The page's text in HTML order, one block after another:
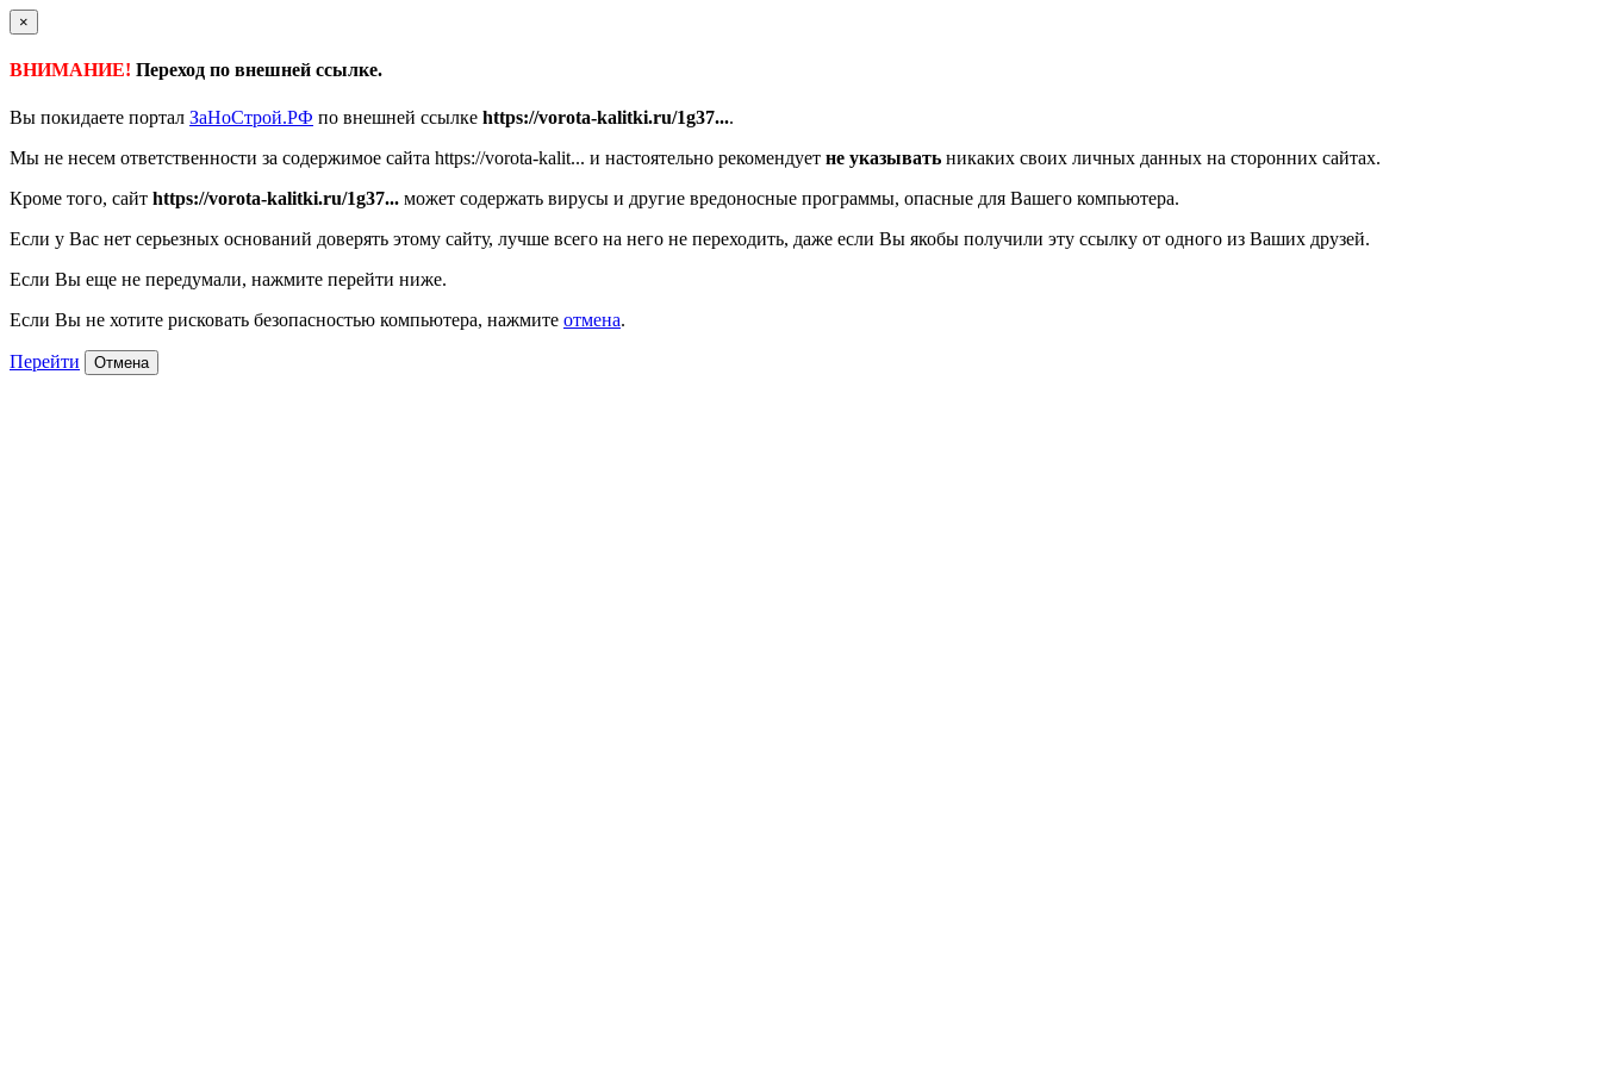
×
ВНИМАНИЕ! Переход по внешней ссылке.
Вы покидаете портал ЗаНоСтрой.РФ по внешней ссылке https://vorota-kalitki.ru/1g37....
Мы не несем ответственности за содержимое сайта https://vorota-kalit... и настоятельно рекомендует не указывать никаких своих личных данных на сторонних сайтах.
Кроме того, сайт https://vorota-kalitki.ru/1g37... может содержать вирусы и другие вредоносные программы, опасные для Вашего компьютера.
Если у Вас нет серьезных оснований доверять этому сайту, лучше всего на него не переходить, даже если Вы якобы получили эту ссылку от одного из Ваших друзей.
Если Вы еще не передумали, нажмите перейти ниже.
Если Вы не хотите рисковать безопасностью компьютера, нажмите отмена.
Перейти Отмена